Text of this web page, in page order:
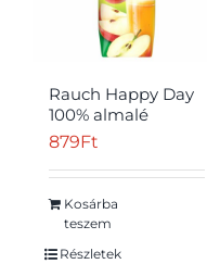
Rauch Happy Day
100% almalé
almalésűrítményből
879Ft
Kosárba
teszem
Részletek